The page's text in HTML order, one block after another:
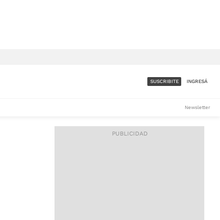
ACCESO FULL - $1.800/MES
SUSCRIBITE INGRESÁ
Newsletter